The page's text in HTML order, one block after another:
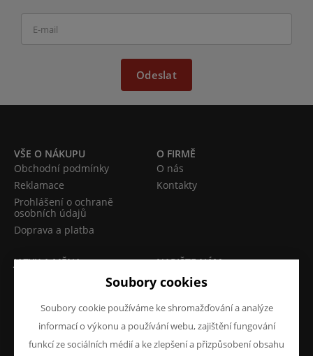
Odeslat
VŠE O NÁKUPU
Obchodní podmínky
Reklamace
Prohlášení o ochraně
osobních údajů
Doprava a platba
O FIRMĚ
O nás
Kontakty
JAZYK A MĚNA
CZK (Kč)
NAPIŠTE NÁM
Chcete nám něco sdělit o
shopu? Neváhejte napsat.
Chci napsat zprávu
Soubory cookies
Soubory cookie používáme ke shromažďování a analýze
informací o výkonu a používání webu, zajištění fungování
funkcí ze sociálních médií a ke zlepšení a přizpůsobení obsahu